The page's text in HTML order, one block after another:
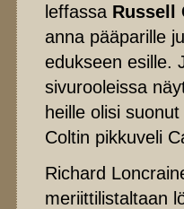
leffassa Russell
anna pääparille
edukseen esille.
sivurooleissa
heille olisi
Coltin pikkuveli
Richard
meriittilistaltaan